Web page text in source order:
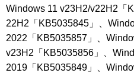
Windows 11 v23H2/v22H2「
22H2「KB5035845」、
2022「KB5035857」、
v23H2「KB5035856」、
2019「KB5035849」、